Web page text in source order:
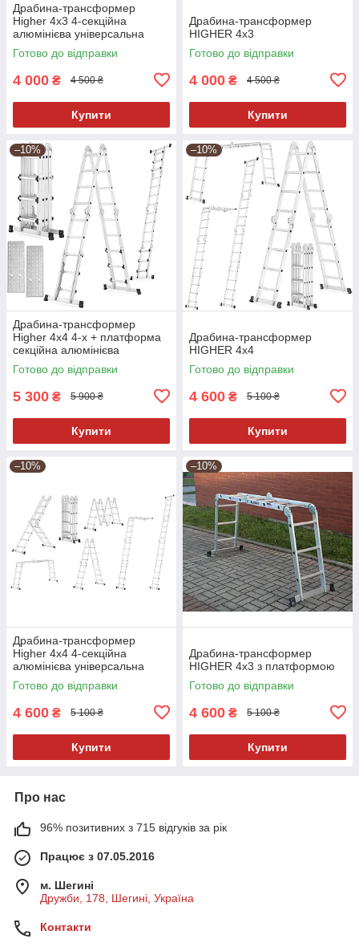
Драбина-трансформер
Higher 4x3 4-секційна
алюмінієва універсальна
розкладна 4х3 12 ступ.3.5м
Польща
Готово до відправки
4 000 ₴ 4 500 ₴
Купити
Драбина-трансформер
HIGHER 4х3
Готово до відправки
4 000 ₴ 4 500 ₴
Купити
–10%
Драбина-трансформер
Higher 4x4 4-х + платформа
секційна алюмінієва
розкладна 16 ступ. 4.6м
Польща
Готово до відправки
5 300 ₴ 5 900 ₴
Купити
–10%
Драбина-трансформер
HIGHER 4х4
Готово до відправки
4 600 ₴ 5 100 ₴
Купити
–10%
Драбина-трансформер
Higher 4x4 4-секційна
алюмінієва універсальна
розкладна 16 ступ. 4.6м
Готово до відправки
4 600 ₴ 5 100 ₴
Купити
–10%
Драбина-трансформер
HIGHER 4х3 з платформою
Готово до відправки
4 600 ₴ 5 100 ₴
Купити
Про нас
96% позитивних з 715 відгуків за рік
Працює з 07.05.2016
м. Шегині
Дружби, 178, Шегині, Україна
Контакти